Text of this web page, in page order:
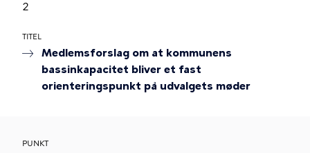
2
TITEL
Medlemsforslag om at kommunens
bassinkapacitet bliver et fast
orienteringspunkt på udvalgets møder
PUNKT